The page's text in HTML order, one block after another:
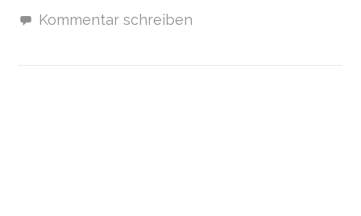
Kommentar schreiben